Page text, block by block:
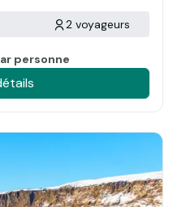
2 voyageurs
personne